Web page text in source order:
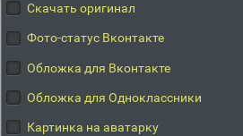
Скачать оригинал
Фото-статус Вконтакте
Обложка для Вконтакте
Обложка для Одноклассники
Картинка на аватарку